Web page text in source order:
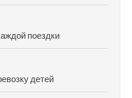
поездки
детей